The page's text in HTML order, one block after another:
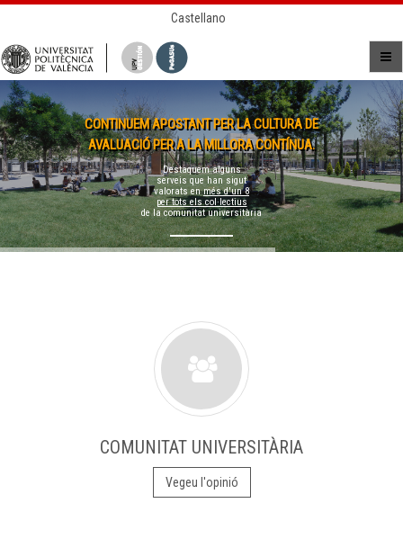
Castellano
CONTINUEM APOSTANT PER LA CULTURA DE
AVALUACIÓ PER A LA MILLORA CONTÍNUA.
Destaquem alguns
serveis que han sigut
valorats enmés d'un 8
per tots els col·lectius
de la comunitat universitària
COMUNITAT UNIVERSITÀRIA
Vegeu l'opinió